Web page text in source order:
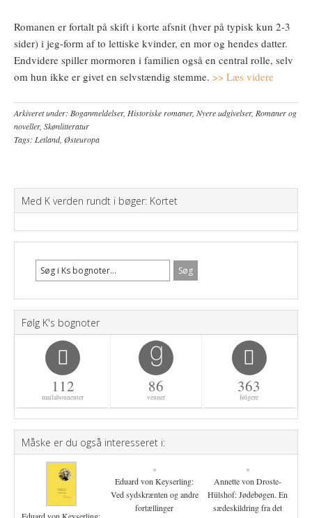
Romanen er fortalt på skift i korte afsnit (hver på typisk kun 2-3
sider) i jeg-form af to lettiske kvinder, en mor og hendes datter.
Endvidere spiller mormoren i familien også en central rolle, selv
om hun ikke er givet en selvstændig stemme. >> Læs videre
Arkiveret under: Boganmeldelser, Historiske romaner, Nyere udgivelser, Romaner og
noveller, Skønlitteratur
Tags: Letland, Østeuropa
Med K verden rundt i bøger: Kortet
Følg K's bognoter
112
mailabonnenter
86
venner
363
følgere
Måske er du også interesseret i:
Eduard von Keyserling:
Ved sydskrænten og andre
fortællinger
Annette von Droste-
Hülshof: Jødebøgen. En
sædeskildring fra det